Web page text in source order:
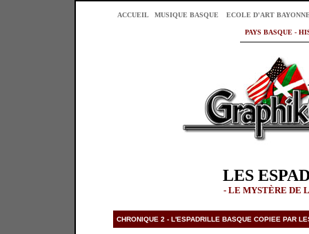
ACCUEIL MUSIQUE BASQUE ECOLE D'ART
PAYS BASQUE -
LES
- LE MYSTÈRE DE
CHRONIQUE 2 - L'ESPADRILLE BASQUE COPIEE PAR